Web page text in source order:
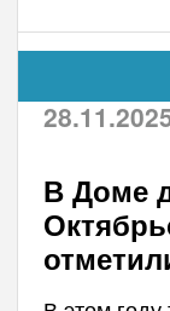
В Доме